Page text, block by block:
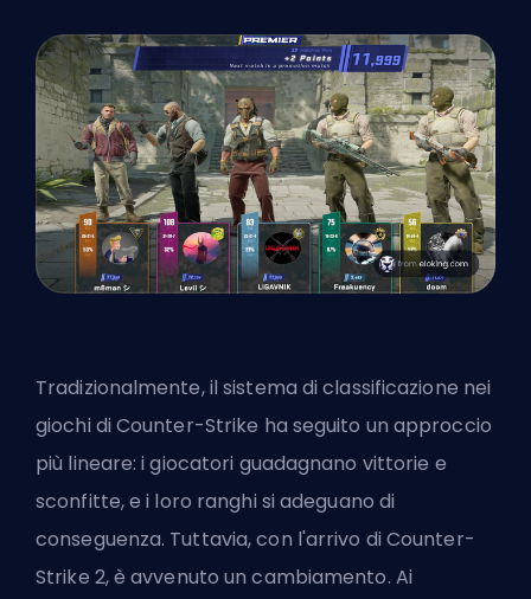
Tradizionalmente, il sistema di classificazione nei
giochi di Counter-Strike ha seguito un approccio
più lineare: i giocatori guadagnano vittorie e
sconfitte, e i loro ranghi si adeguano di
conseguenza. Tuttavia, con l'arrivo di Counter-
Strike 2, è avvenuto un cambiamento. Ai